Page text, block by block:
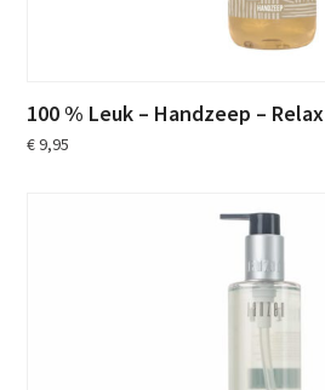
100 % Leuk – Handzeep – Relax
€9,95